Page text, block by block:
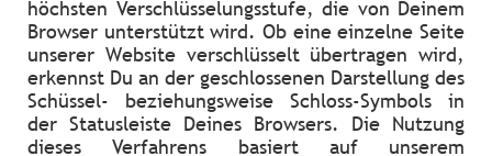
höchsten Verschlüsselungsstufe, die von Deinem
Browser unterstützt wird. Ob eine einzelne Seite
unserer Website verschlüsselt übertragen wird,
erkennst Du an der geschlossenen Darstellung des
Schüssel- beziehungsweise Schloss-Symbols in
der Statusleiste Deines Browsers. Die Nutzung
dieses Verfahrens basiert auf unserem